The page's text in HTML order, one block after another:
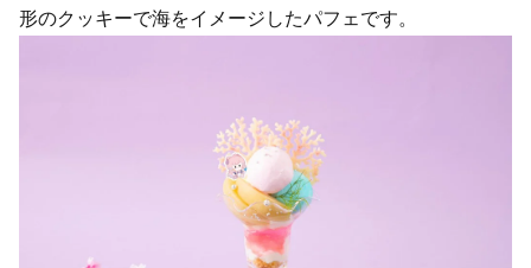
形のクッキーで海をイメージしたパフェです。